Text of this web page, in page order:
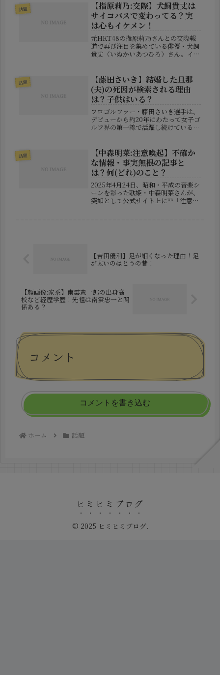
です。今回はそんな小山さんの私生
活、特に結婚相手やお子さんなど家
族...
話題
【指原莉乃:交際】犬飼貴丈は
サイコパスで変わってる？実
は心もイケメン！
元HKT48の指原莉乃さんとの交際報
道で再び注目を集めている俳優・犬飼
貴丈（いぬかいあつひろ）さん。イケ
ぽい」といった声もネットで散見され
るほど、不思議な魅力を持った人物で
す...
話題
【藤田さいき】結婚した旦那
(夫)の死因が検索される理由
は？子供はいる？
プロゴルファー・藤田さいき選手は、
デビューから約20年にわたって女子ゴ
ルフ界の第一線で活躍し続けている存
という言葉が目立つようになってきま
した。しかしこれは誤解や憶測が含
ま...
話題
【中森明菜:注意喚起】不確か
な情報・事実無根の記事と
は？何(どれ)のこと？
2025年4月24日、昭和・平成の音楽シ
ーンを彩った歌姫・中森明菜さんが、
突如として公式サイト上に**「注意喚
【吉田優利】足が細くなった理由！足
が太いのはとうの昔！
【顔画像:家系】南雲憲一郎の出身高
校など経歴学歴！先祖は南雲忠一と関
係ある？
コメント
コメントを書き込む
ホーム 話題
ヒミヒミブログ
© 2025 ヒミヒミブログ.